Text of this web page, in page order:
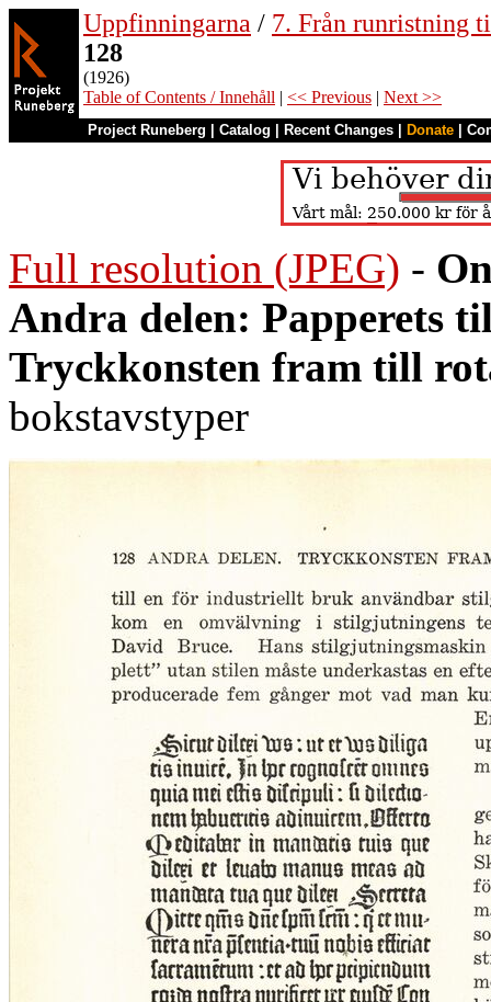
Uppfinningarna / 7. Från runristning
128
(1926)
Table of Contents / Innehåll | << Previous | Next >>
Project Runeberg Catalog Recent Changes Donate
Full resolution (JPEG) -
Andra delen: Papperets
Tryckkonsten fram till
bokstavstyper